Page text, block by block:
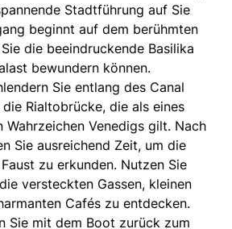
Stadtführung auf Sie
beginnt auf dem berühmten
die beeindruckende Basilika
bewundern können.
Sie entlang des Canal
Rialtobrücke, die als eines
Wahrzeichen Venedigs gilt. Nach
Sie ausreichend Zeit, um die
zu erkunden. Nutzen Sie
versteckten Gassen, kleinen
Cafés zu entdecken.
Sie mit dem Boot zurück zum